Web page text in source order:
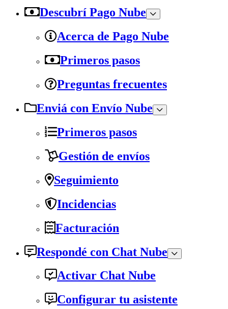
Descubrí Pago Nube
Acerca de Pago Nube
Primeros pasos
Preguntas frecuentes
Enviá con Envío Nube
Primeros pasos
Gestión de envíos
Seguimiento
Incidencias
Facturación
Respondé con Chat Nube
Activar Chat Nube
Configurar tu asistente